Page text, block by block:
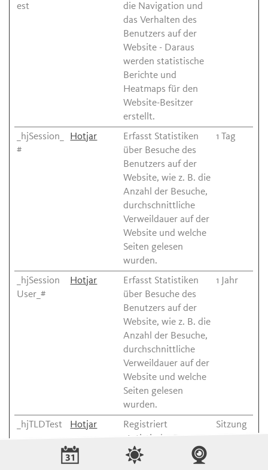
est
die Navigation und
das Verhalten des
Benutzers auf der
Website - Daraus
werden statistische
Berichte und
Heatmaps für den
Website-Besitzer
erstellt.
_hjSession_
#
Hotjar
Erfasst Statistiken
über Besuche des
Benutzers auf der
Website, wie z. B. die
Anzahl der Besuche,
durchschnittliche
Verweildauer auf der
Website und welche
Seiten gelesen
wurden.
1 Tag
_hjSession
User_#
Hotjar
Erfasst Statistiken
über Besuche des
Benutzers auf der
Website, wie z. B. die
Anzahl der Besuche,
durchschnittliche
Verweildauer auf der
Website und welche
Seiten gelesen
wurden.
1 Jahr
_hjTLDTest Hotjar
Registriert
statistische Daten
über das Verhalten
der Besucher auf der
Sitzung